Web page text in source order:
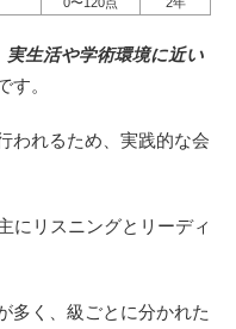
実生活や学術環境に近い
す。
われるため、実践的な会
にリスニングとリーディ
多く、級ごとに分かれた